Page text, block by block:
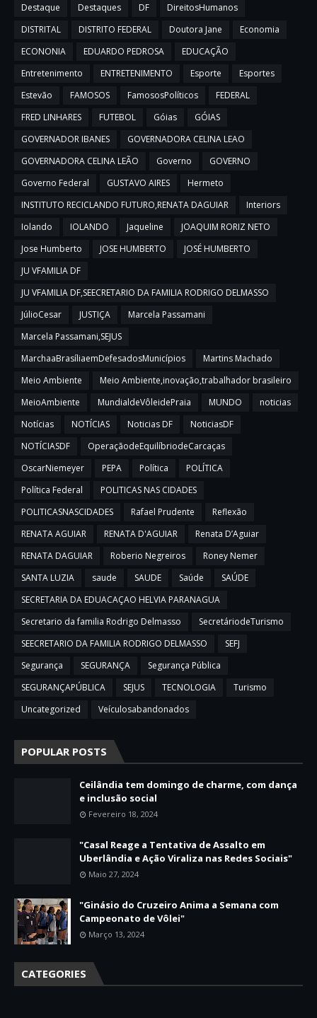
Destaque
Destaques DF
DireitosHumanos
DISTRITAL
DISTRITO FEDERAL Doutora Jane
Economia
ECONONIA
EDUARDO PEDROSA
EDUCAÇÃO
Entretenimento
ENTRETENIMENTO Esporte
Esportes
Estevão
FAMOSOS FamososPolíticos
FEDERAL
FRED LINHARES
FUTEBOL Góias
GÓIAS
GOVERNADOR IBANES
GOVERNADORA CELINA LEAO
GOVERNADORA CELINA LEÃO
Governo
GOVERNO
Governo Federal
GUSTAVO AIRES
Hermeto
INSTITUTO RECICLANDO FUTURO,RENATA DAGUIAR
Interiors
Iolando
IOLANDO Jaqueline
JOAQUIM RORIZ NETO
Jose Humberto
JOSE HUMBERTO
JOSÉ HUMBERTO
JU VFAMILIA DF
JU VFAMILIA DF,SEECRETARIO DA FAMILIA RODRIGO DELMASSO
JúlioCesar
JUSTIÇA
Marcela Passamani
Marcela Passamani,SEJUS
MarchaaBrasíliaemDefesadosMunicípios
Martins Machado
Meio Ambiente
Meio Ambiente,inovação,trabalhador brasileiro
MeioAmbiente
MundialdeVôleidePraia MUNDO
noticias
Notícias
NOTÍCIAS Noticias DF
NoticiasDF
NOTÍCIASDF
OperaçãodeEquilíbriodeCarcaças
OscarNiemeyer
PEPA Política
POLÍTICA
Política Federal
POLITICAS NAS CIDADES
POLITICASNASCIDADES
Rafael Prudente
Reflexão
RENATA AGUIAR
RENATA D'AGUIAR
Renata D’Aguiar
RENATA DAGUIAR
Roberio Negreiros
Roney Nemer
SANTA LUZIA
saude SAUDE Saúde
SAÚDE
SECRETARIA DA EDUACAÇAO HELVIA PARANAGUA
Secretario da familia Rodrigo Delmasso
SecretáriodeTurismo
SEECRETARIO DA FAMILIA RODRIGO DELMASSO
SEFJ
Segurança
SEGURANÇA
Segurança Pública
SEGURANÇAPÚBLICA
SEJUS TECNOLOGIA
Turismo
Uncategorized
Veículosabandonados
POPULAR POSTS
Ceilândia tem domingo de charme, com dança
e inclusão social
Fevereiro 18, 2024
"Casal Reage a Tentativa de Assalto em
Uberlândia e Ação Viraliza nas Redes Sociais"
Maio 27, 2024
"Ginásio do Cruzeiro Anima a Semana com
Campeonato de Vôlei"
Março 13, 2024
CATEGORIES